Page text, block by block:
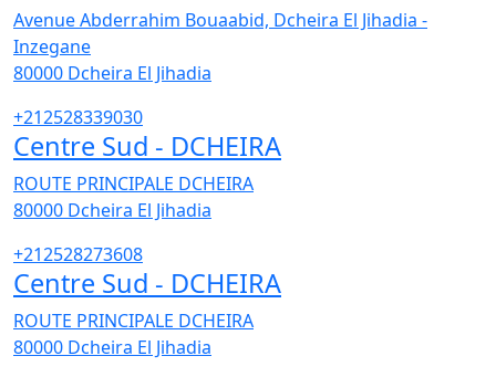
Avenue Abderrahim Bouaabid, Dcheira El Jihadia -
Inzegane
80000 Dcheira El Jihadia
+212528339030
Centre Sud - DCHEIRA
ROUTE PRINCIPALE DCHEIRA
80000 Dcheira El Jihadia
+212528273608
Centre Sud - DCHEIRA
ROUTE PRINCIPALE DCHEIRA
80000 Dcheira El Jihadia